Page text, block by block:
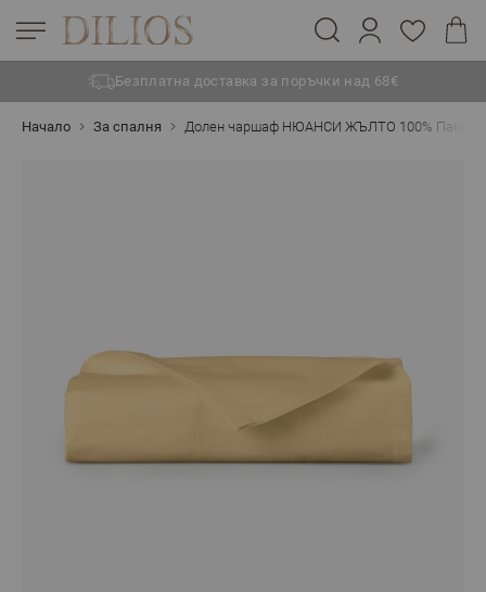
Безплатна доставка за поръчки над 68€
Начало За спалня Долен чаршаф НЮАНСИ ЖЪЛТО 100% Памук